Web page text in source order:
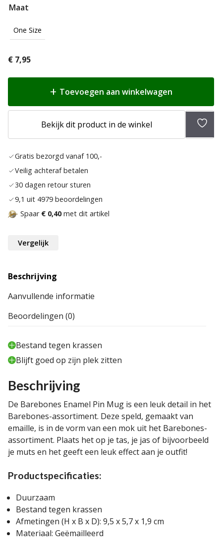
Maat
One Size
€ 7,95
Toevoegen aan winkelwagen
Bekijk dit product in de winkel
Gratis bezorgd vanaf 100,-
Veilig achteraf betalen
30 dagen retour sturen
9,1 uit 4979 beoordelingen
Spaar € 0,40met dit artikel
Vergelijk
Beschrijving
Aanvullende informatie
Beoordelingen (0)
Bestand tegen krassen
Blijft goed op zijn plek zitten
Beschrijving
De Barebones Enamel Pin Mug is een leuk detail in het
Barebones-assortiment. Deze speld, gemaakt van
emaille, is in de vorm van een mok uit het Barebones-
assortiment. Plaats het op je tas, je jas of bijvoorbeeld
je muts en het geeft een leuk effect aan je outfit!
Productspecificaties:
Duurzaam
Bestand tegen krassen
Afmetingen (H x B x D): 9,5 x 5,7 x 1,9 cm
Materiaal: Geëmailleerd